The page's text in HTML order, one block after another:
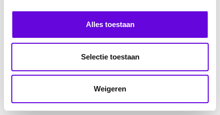
Alles toestaan
Selectie toestaan
Weigeren